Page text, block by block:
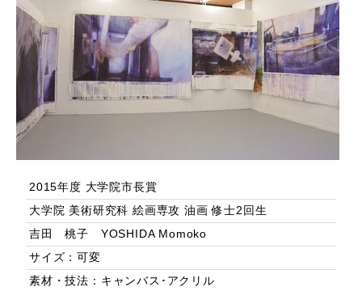
2015年度 大学院市長賞
大学院 美術研究科 絵画専攻 油画 修士2回生
吉田 桃子 YOSHIDA Momoko
サイズ：可変
素材・技法：キャンバス･アクリル